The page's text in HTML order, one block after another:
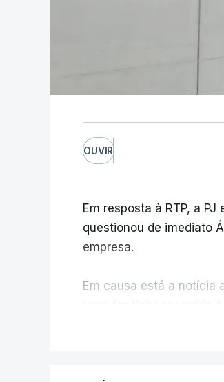
OUVIR
Em resposta à RTP, a
questionou de imediato
empresa.
Em causa está a notícia